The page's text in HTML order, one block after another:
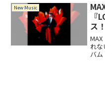
New Music
『
ス！
れ
バム